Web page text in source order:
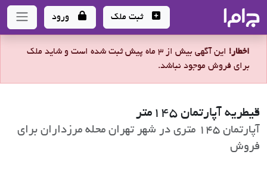
- سامانه جامع املاک و مشاورین املاک
ثبت ملک ورود
اخطار!
این آگهی بیش از 3 ماه پیش ثبت شده است و شاید ملک
برای فروش موجود نباشد.
قیطریه آپارتمان 145متر
آپارتمان 145 متری در شهر تهران محله مرزداران برای
فروش